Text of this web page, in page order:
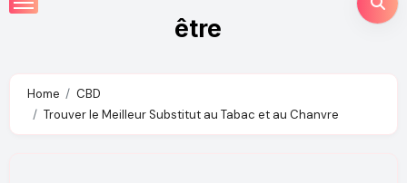
être
Home
CBD
Trouver le Meilleur Substitut au Tabac et au Chanvre